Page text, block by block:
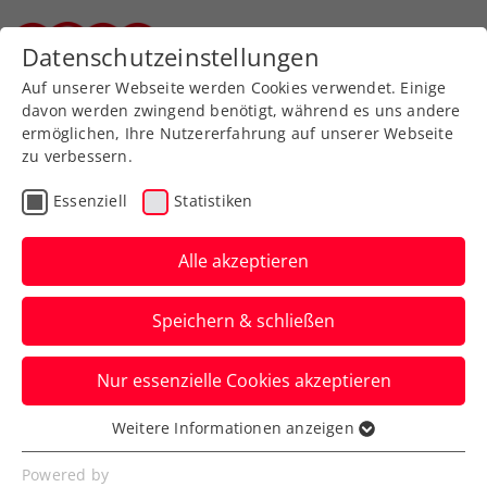
Zurück zur Newsübersicht
Turniere
BAD WALTERSDORF
TROPHY: Munar stürmt
zu Jubiläumstitel
Doch beide Finalisten fühlen sich beim
ATP-Challenger in der Steiermark
merklich wie zu Hause.
Verfasst von: Presseaussendung / Redaktion, 23.09.2024
Datenschutzeinstellungen
Auf unserer Webseite werden Cookies verwendet. Einige
davon werden zwingend benötigt, während es uns andere
ermöglichen, Ihre Nutzererfahrung auf unserer Webseite
zu verbessern.
Essenziell Statistiken
Alle akzeptieren
Speichern & schließen
Nur essenzielle Cookies akzeptieren
Essenziell
Essenzielle Cookies werden für grundlegende
Weitere Informationen anzeigen
Powered by